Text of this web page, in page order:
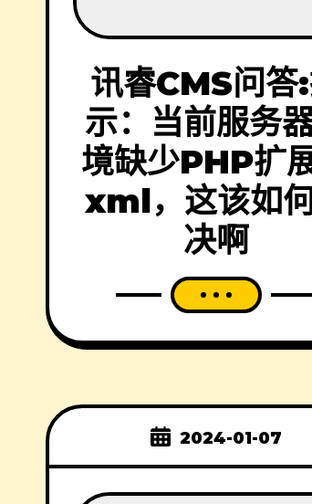
讯睿CMS问答
示：当前服务
境缺少PHP扩展
xml，这该如
决啊
2024-01-07